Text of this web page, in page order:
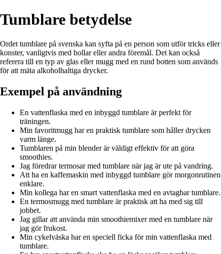
Tumblare betydelse
Ordet tumblare på svenska kan syfta på en person som utför tricks eller
konster, vanligtvis med bollar eller andra föremål. Det kan också
referera till en typ av glas eller mugg med en rund botten som används
för att mäta alkoholhaltiga drycker.
Exempel på användning
En vattenflaska med en inbyggd tumblare är perfekt för
träningen.
Min favoritmugg har en praktisk tumblare som håller drycken
varm länge.
Tumblaren på min blender är väldigt effektiv för att göra
smoothies.
Jag föredrar termosar med tumblare när jag är ute på vandring.
Att ha en kaffemaskin med inbyggd tumblare gör morgonrutinen
enklare.
Min kollega har en smart vattenflaska med en avtagbar tumblare.
En termosmugg med tumblare är praktisk att ha med sig till
jobbet.
Jag gillar att använda min smoothiemixer med en tumblare när
jag gör frukost.
Min cykelväska har en speciell ficka för min vattenflaska med
tumblare.